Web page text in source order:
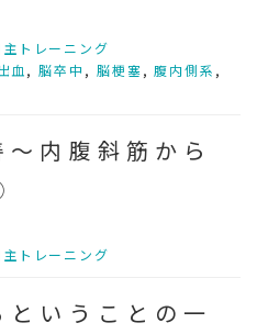
主トレーニング
血 ,脳卒中 , 脳梗塞,腹内側系 ,
内腹斜筋から
主トレーニング
いうことの一